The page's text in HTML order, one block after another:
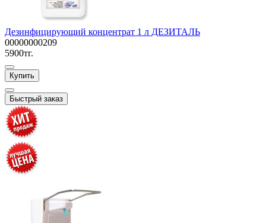
Дезинфицирующий концентрат 1 л ДЕЗИТАЛЬ
00000000209
5900тг.
Купить
Быстрый заказ